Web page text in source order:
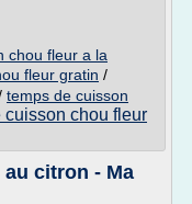
chou fleur a la
fleur gratin /
temps de cuisson
cuisson chou fleur
citron - Ma